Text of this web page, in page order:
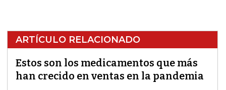
ARTÍCULO RELACIONADO
Estos son los medicamentos que más
han crecido en ventas en la pandemia